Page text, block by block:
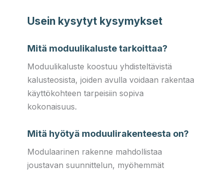
Usein kysytyt kysymykset
Mitä moduulikaluste tarkoittaa?
Moduulikaluste koostuu yhdisteltävistä
kalusteosista, joiden avulla voidaan rakentaa
käyttökohteen tarpeisiin sopiva
kokonaisuus.
Mitä hyötyä moduulirakenteesta on?
Modulaarinen rakenne mahdollistaa
joustavan suunnittelun, myöhemmät